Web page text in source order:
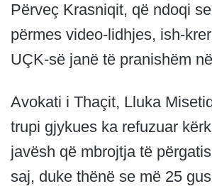
Përveç Krasniqit, që ndoqi
përmes video-lidhjes, ish-
UÇK-së janë të pranishëm
Avokati i Thaçit, Lluka
trupi gjykues ka refuzuar
javësh që mbrojtja të
saj, duke thënë se më 25